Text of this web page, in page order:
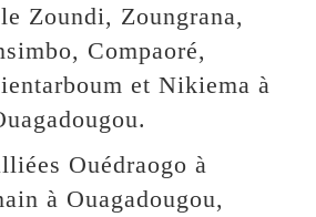
Zoundi, Zoungrana,
Compaoré,
et Nikiema à
Ouédraogo à
à Ouagadougou,